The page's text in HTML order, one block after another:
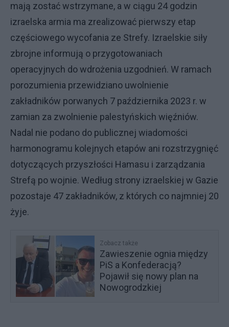
mają zostać wstrzymane, a w ciągu 24 godzin
izraelska armia ma zrealizować pierwszy etap
częściowego wycofania ze Strefy. Izraelskie siły
zbrojne informują o przygotowaniach
operacyjnych do wdrożenia uzgodnień. W ramach
porozumienia przewidziano uwolnienie
zakładników porwanych 7 października 2023 r. w
zamian za zwolnienie palestyńskich więźniów.
Nadal nie podano do publicznej wiadomości
harmonogramu kolejnych etapów ani rozstrzygnięć
dotyczących przyszłości Hamasu i zarządzania
Strefą po wojnie. Według strony izraelskiej w Gazie
pozostaje 47 zakładników, z których co najmniej 20
żyje.
Zobacz także
Zawieszenie ognia między
PiS a Konfederacją?
Pojawił się nowy plan na
Nowogrodzkiej